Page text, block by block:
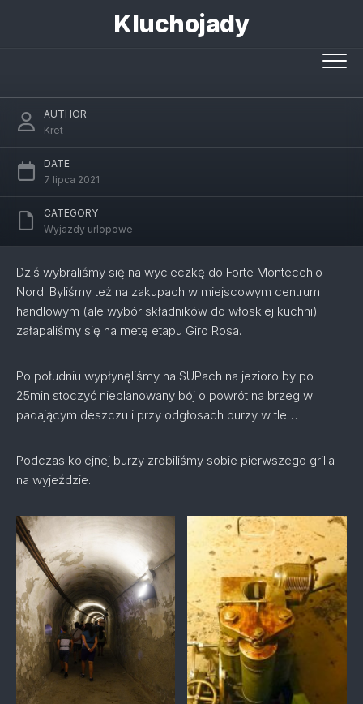
Kluchojady
AUTHOR
Kret
DATE
7 lipca 2021
CATEGORY
Wyjazdy urlopowe
Dziś wybraliśmy się na wycieczkę do Forte Montecchio
Nord. Byliśmy też na zakupach w miejscowym centrum
handlowym (ale wybór składników do włoskiej kuchni) i
załapaliśmy się na metę etapu Giro Rosa.
Po południu wypłynęliśmy na SUPach na jezioro by po
25min stoczyć nieplanowany bój o powrót na brzeg w
padającym deszczu i przy odgłosach burzy w tle…
Podczas kolejnej burzy zrobiliśmy sobie pierwszego grilla
na wyjeździe.